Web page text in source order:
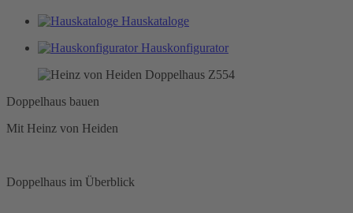
Hauskataloge
Hauskonfigurator
Doppelhaus bauen
Mit Heinz von Heiden
Doppelhaus im Überblick